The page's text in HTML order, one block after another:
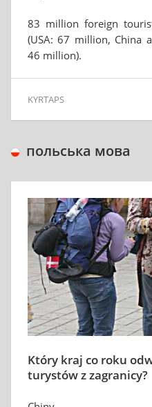
83 million foreign
(USA: 67 million, China
46 million).
KYRTAPS
польська мова
Który kraj co roku
turystów z zagranicy?